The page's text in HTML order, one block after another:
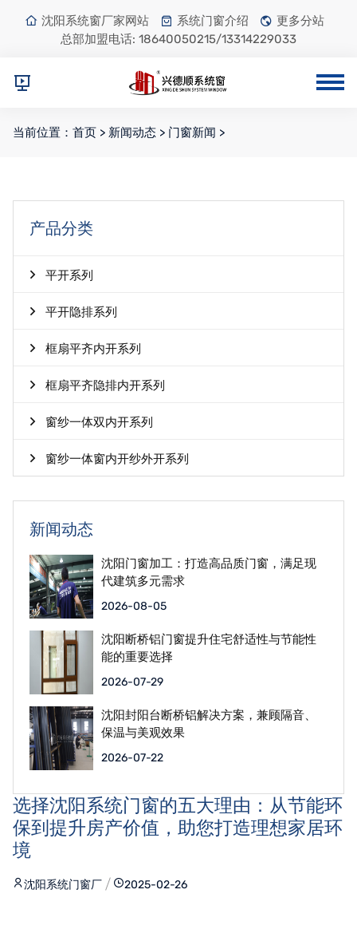
沈阳系统窗厂家网站 系统门窗介绍
更多分站
总部加盟电话: 18640050215/13314229033
当前位置： 首页 > 新闻动态 > 门窗新闻 >
产品分类
平开系列
平开隐排系列
框扇平齐内开系列
框扇平齐隐排内开系列
窗纱一体双内开系列
窗纱一体窗内开纱外开系列
新闻动态
沈阳门窗加工：打造高品质门窗，满足现
代建筑多元需求
2026-08-05
沈阳断桥铝门窗提升住宅舒适性与节能性
能的重要选择
2026-07-29
沈阳封阳台断桥铝解决方案，兼顾隔音、
保温与美观效果
2026-07-22
选择沈阳系统门窗的五大理由：从节能环
保到提升房产价值，助您打造理想家居环
境
沈阳系统门窗厂 2025-02-26